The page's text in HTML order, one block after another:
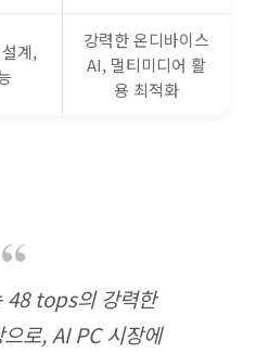
계,
강력한 온디바이스
AI, 멀티미디어 활
용 최적화
tops의 강력한
로, AI PC 시장에